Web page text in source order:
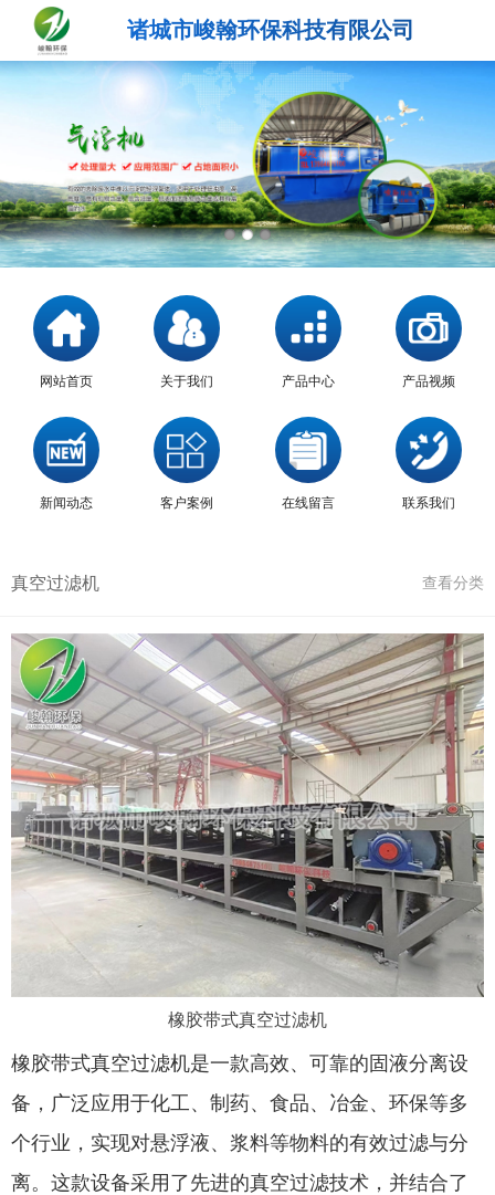
诸城市峻翰环保科技有限公司
网站首页 关于我们 产品中心 产品视频
新闻动态 客户案例 在线留言 联系我们
真空过滤机 查看分类
橡胶带式真空过滤机
橡胶带式真空过滤机是一款高效、可靠的固液分离设
备，广泛应用于化工、制药、食品、冶金、环保等多
个行业，实现对悬浮液、浆料等物料的有效过滤与分
离。这款设备采用了先进的真空过滤技术，并结合了